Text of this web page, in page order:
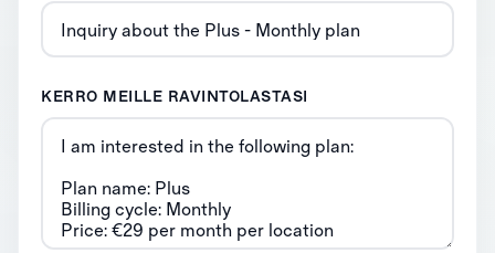
KERRO MEILLE RAVINTOLASTASI